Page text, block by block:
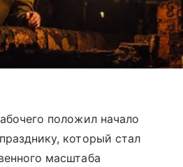
положил начало
который стал
масштаба